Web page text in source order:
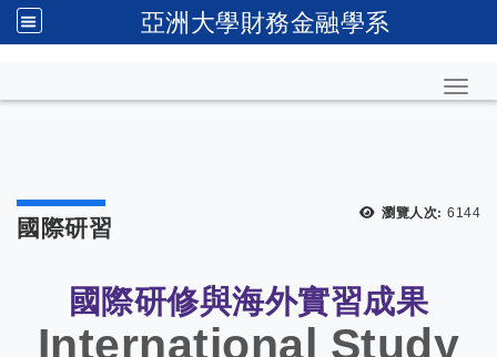
亞洲大學財務金融學系
瀏覽人次: 6144
國際研習
國際研修與海外實習成果
International Study